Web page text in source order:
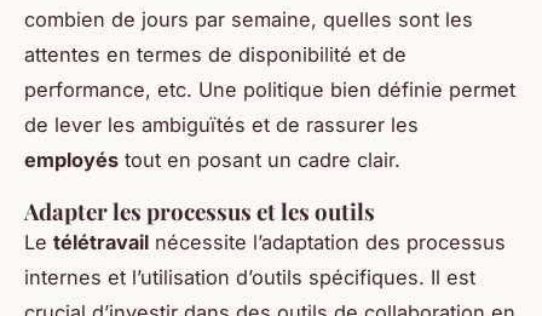
combien de jours par semaine, quelles sont les
attentes en termes de disponibilité et de
performance, etc. Une politique bien définie permet
de lever les ambiguïtés et de rassurer les
employés tout en posant un cadre clair.
Adapter les processus et les outils
Le télétravail nécessite l’adaptation des processus
internes et l’utilisation d’outils spécifiques. Il est